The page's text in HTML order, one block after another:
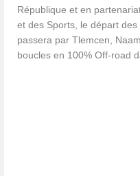
République et en
et des Sports, le départ
passera par Tlemcen,
boucles en 100% Off-road